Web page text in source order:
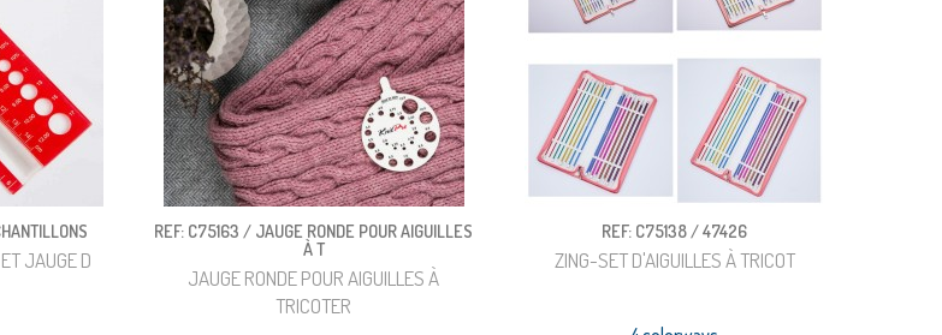
JAUGE D
REF: C75163 / JAUGE RONDE POUR AIGUILLES
À T
JAUGE RONDE POUR AIGUILLES À
TRICOTER
REF: C75138 / 47426
ZING-SET D'AIGUILLES À TRICOT